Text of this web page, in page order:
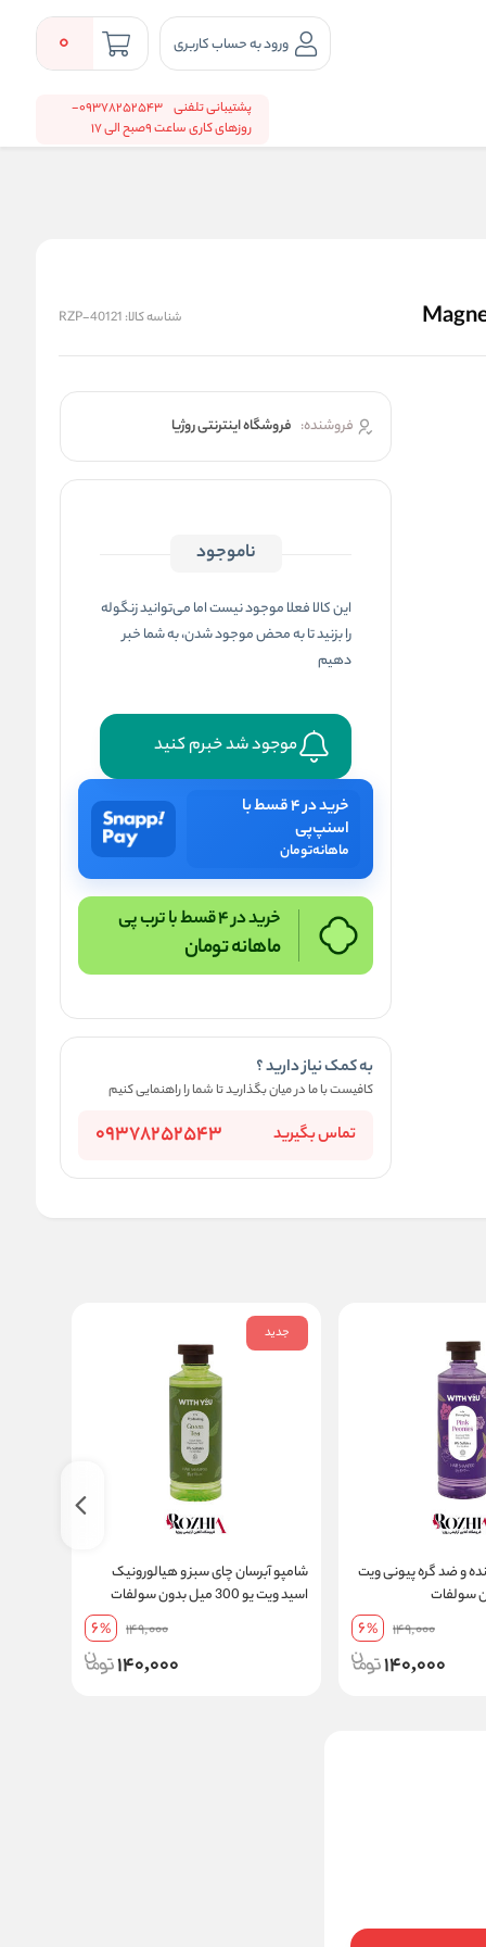
ورود به حساب کاربری 0
پشتیبانی تلفنی
09378252543-
روزهای کاری ساعت 9صبح الی 17
شناسه کالا: RZP-40121
فروشنده: فروشگاه اینترنتی روژیا
ناموجود
این کالا فعلا موجود نیست اما می‌توانید زنگوله
را بزنید تا به محض موجود شدن، به شما خبر
دهیم
موجود شد خبرم کنید
خرید در ۴ قسط با
اسنپ‌پی
ماهانهتومان
خرید در 4 قسط با ترب پی
ماهانهتومان
به کمک نیاز دارید ؟
کافیست با ما در میان بگذارید تا شما را راهنمایی کنیم
تماس بگیرید 09378252543
و ضد گره پیونی ویت
149,000
6%
140,000
جدید
شامپو آبرسان چای سبز و هیالورونیک
اسید ویت یو 300 میل بدون سولفات
149,000
6%
140,000